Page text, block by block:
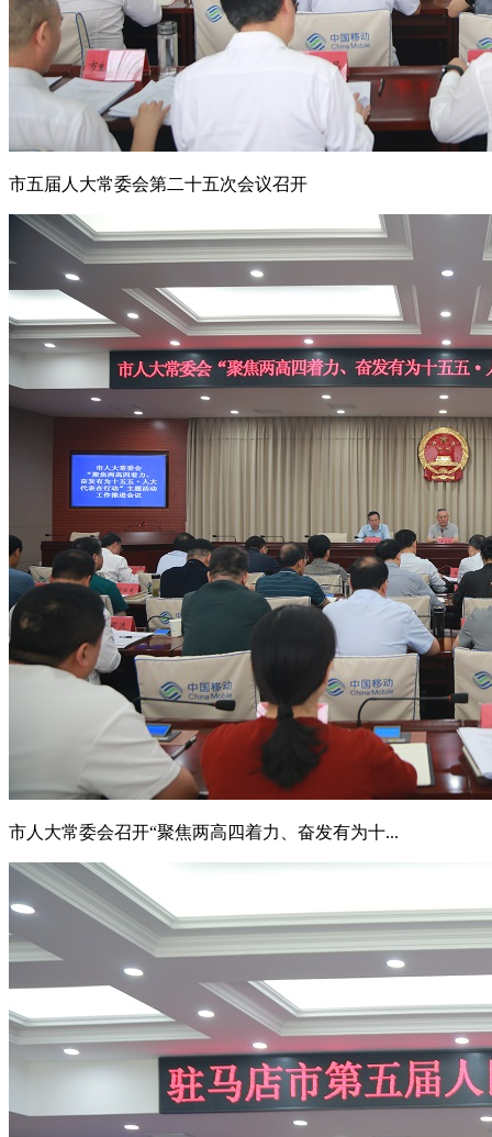
市五届人大常委会第二十五次会议召开
市人大常委会召开“聚焦两高四着力、奋发有为十...